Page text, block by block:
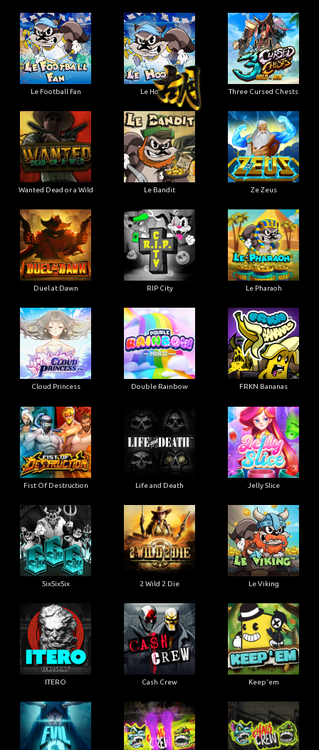
Le Football Fan Le Hooligan Three Cursed Chests
Wanted Dead or a Wild Le Bandit Ze Zeus
Duel at Dawn RIP City Le Pharaoh
Cloud Princess Double Rainbow FRKN Bananas
Fist Of Destruction Life and Death Jelly Slice
SixSixSix 2 Wild 2 Die Le Viking
ITERO Cash Crew Keep'em